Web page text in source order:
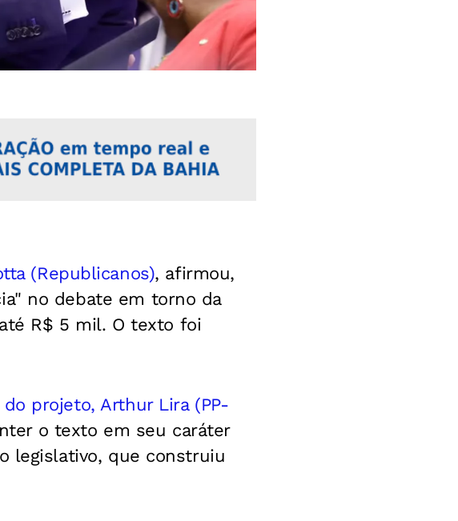
(Republicanos), afirmou,
no debate em torno da
R$ 5 mil. O texto foi
projeto, Arthur Lira (PP-
o texto em seu caráter
legislativo, que construiu